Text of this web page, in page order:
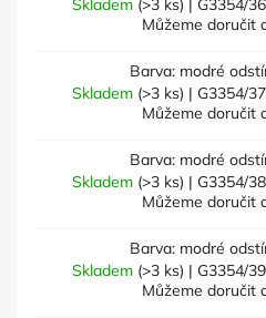
Skladem (>3 ks) | G3354/36
Můžeme doručit
Barva: modré
Skladem (>3 ks) | G3354/37
Můžeme doručit
Barva: modré
Skladem (>3 ks) | G3354/38
Můžeme doručit
Barva: modré
Skladem (>3 ks) | G3354/39
Můžeme doručit